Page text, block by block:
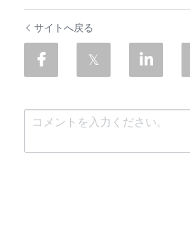
サイトへ戻る